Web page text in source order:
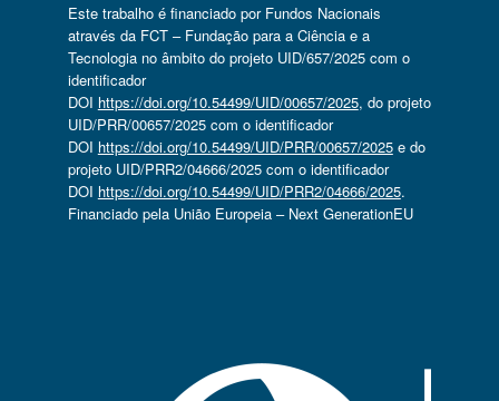
Este trabalho é financiado por Fundos Nacionais
através da FCT – Fundação para a Ciência e a
Tecnologia no âmbito do projeto UID/657/2025 com o
identificador
DOI https://doi.org/10.54499/UID/00657/2025, do projeto
UID/PRR/00657/2025 com o identificador
DOI https://doi.org/10.54499/UID/PRR/00657/2025e do
projeto UID/PRR2/04666/2025 com o identificador
DOI https://doi.org/10.54499/UID/PRR2/04666/2025.
Financiado pela União Europeia – Next GenerationEU